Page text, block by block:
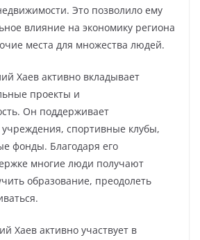
Это позволило ему
влияние на экономику региона
места для множества людей.
Хаев активно вкладывает
проекты и
Он поддерживает
спортивные клубы,
фонды. Благодаря его
многие люди получают
образование, преодолеть
Хаев активно участвует в